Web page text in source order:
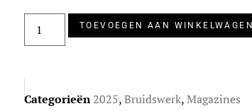
TOEVOEGEN AAN WINKELWAGEN
Categorieën 2025,Bruidswerk,Magazines